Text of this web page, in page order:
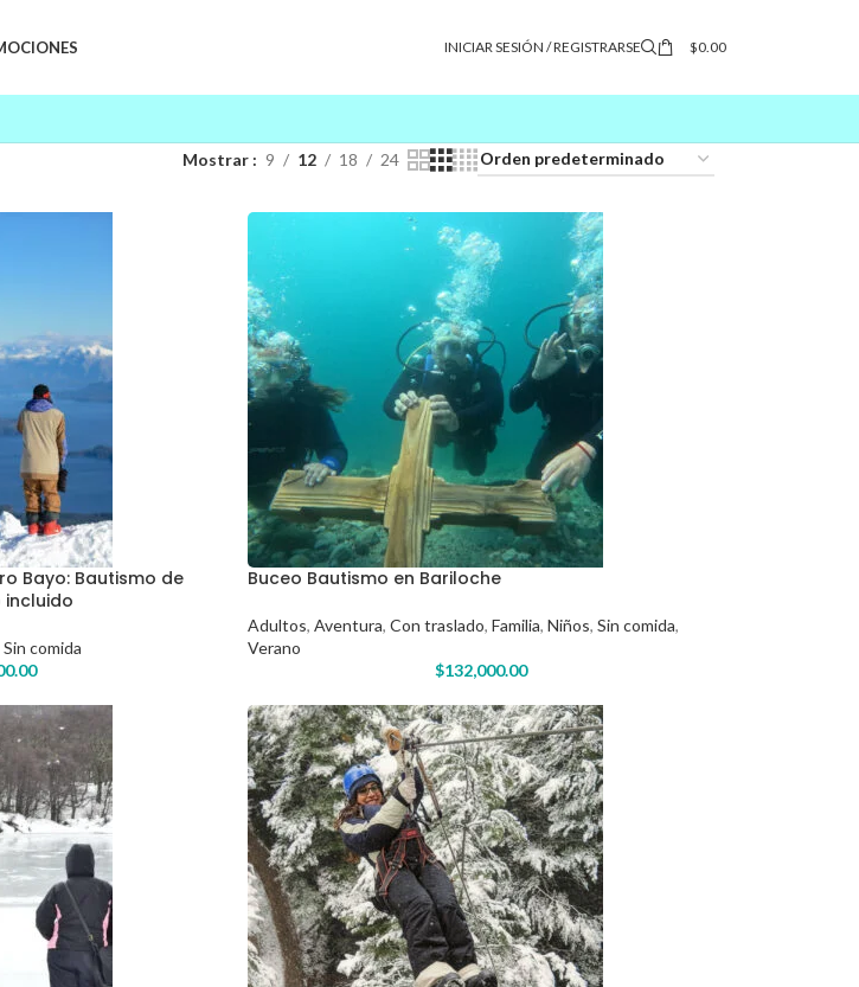
INICIAR SESIÓN / REGISTRARSE $0.00
Mostrar 9 12 18 24
Bayo: Bautismo de
incluido
Sin comida
Buceo Bautismo en Bariloche
Adultos, Aventura, Con traslado, Familia, Niños, Sin comida,
Verano
$132,000.00